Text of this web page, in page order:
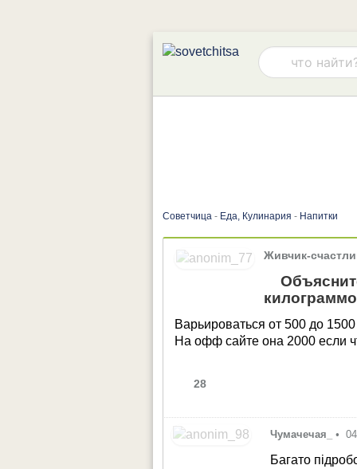
Советчица - Еда, Кулинария - Напитки
Живчик-
Варьироваться от 500 до
На офф сайте она 2000 если
28
Чумачечая_ •
Багато